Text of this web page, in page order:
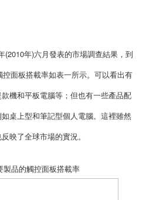
年)六月發表的市場調查結果，到
面板搭載率如表一所示。可以看出有
機和平板電腦等；但也有一些產品配
桌上型和筆記型個人電腦。這裡雖然
映了全球市場的實況。
製品的觸控面板搭載率